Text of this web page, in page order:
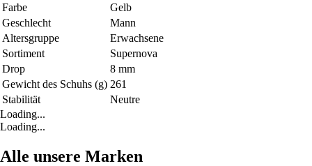
Farbe
Gelb
Geschlecht
Mann
Altersgruppe
Erwachsene
Sortiment
Supernova
Drop
8 mm
Gewicht des Schuhs (g) 261
Stabilität
Neutre
Loading...
Loading...
Alle unsere Marken